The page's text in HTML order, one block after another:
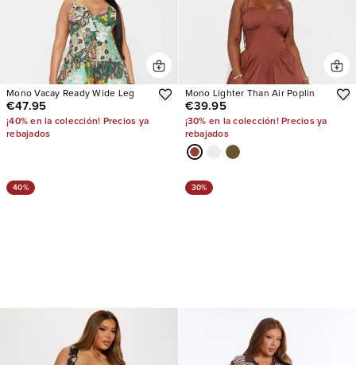
Mono Vacay Ready Wide Leg
€47.95
¡40% en la colección! Precios ya
rebajados
Mono Lighter Than Air Poplin
€39.95
¡30% en la colección! Precios ya
rebajados
40% 30%